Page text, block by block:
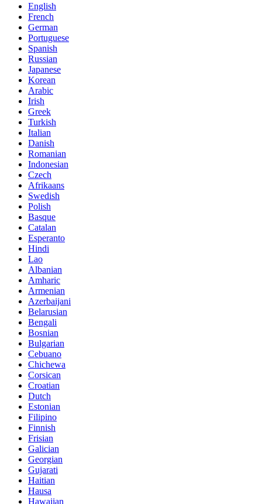
English
French
German
Portuguese
Spanish
Russian
Japanese
Korean
Arabic
Irish
Greek
Turkish
Italian
Danish
Romanian
Indonesian
Czech
Afrikaans
Swedish
Polish
Basque
Catalan
Esperanto
Hindi
Lao
Albanian
Amharic
Armenian
Azerbaijani
Belarusian
Bengali
Bosnian
Bulgarian
Cebuano
Chichewa
Corsican
Croatian
Dutch
Estonian
Filipino
Finnish
Frisian
Galician
Georgian
Gujarati
Haitian
Hausa
Hawaiian